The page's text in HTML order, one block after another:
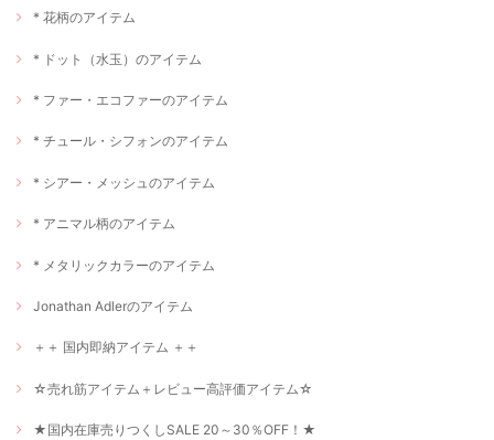
* 花柄のアイテム
* ドット（水玉）のアイテム
* ファー・エコファーのアイテム
* チュール・シフォンのアイテム
* シアー・メッシュのアイテム
* アニマル柄のアイテム
* メタリックカラーのアイテム
Jonathan Adlerのアイテム
＋＋ 国内即納アイテム ＋＋
☆売れ筋アイテム＋レビュー高評価アイテム☆
★国内在庫売りつくしSALE 20～30％OFF！★